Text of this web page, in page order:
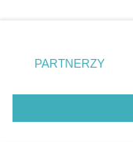
zaparciom. Może
jednak wskazywać
zmienić/wycofać
znajdujący się w
rodzaje
użytkownika, ale
przetwarzaniu.
PARTNERZY